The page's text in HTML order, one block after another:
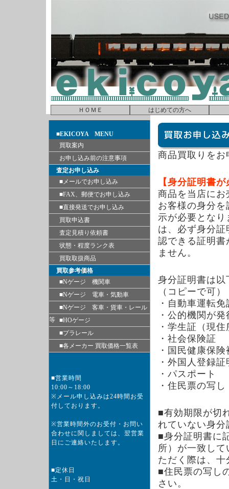
ＨＯＭＥ はじめての方へ
■EKICOYA MENU
買取案内
お申し込み前の注意事項
査定お申し込み
■メールでお申し込み
■FAX、郵便でお申し込み
■直接発送でお申し込み
買取申込書
査定見積り依頼書
状態・程度ランク表
買取取扱商品
買取参考価格
■Nゲージ 機関車
■Nゲージ 電車・気動車
■Nゲージ 客車・貨車・レール
等
■HOゲージ
■プラレール
■各メーカー 買取価格一覧表
■営業時間
10:00～18:00
※メール申し込みは24時間お受
付しております。
※営業時間外のお受付・お問い
合わせに関しましては、翌営業
日にご連絡いたします。
■定休日
土・日・祝日
商品買取りを
【身分証明書
商品を当店に
お客様の身分
示が必要とな
は、必ず身分
認できる証明
ません。
身分証明書は
（コピーで可）
・自動車運転免
・公的機関が
・学生証（現
・社会保険証
・国民健康保
・外国人登録証
・パスポート
・住民票の写し
■有効期限が切
れていない身
■身分証明書に
所）が一致し
ただく際は、
■住民票の写し
さい。